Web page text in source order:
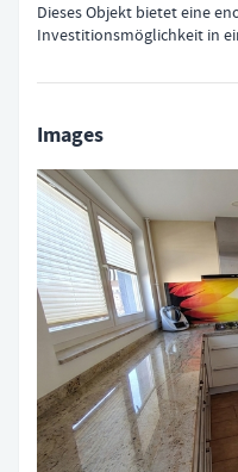
Dieses Objekt bietet eine
Investitionsmöglichkeit in
Images